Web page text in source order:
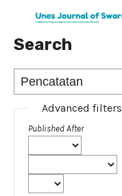
Search
Advanced filters
Published After